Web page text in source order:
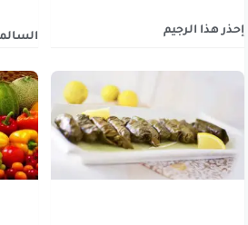
إحذر هذا الرجيم